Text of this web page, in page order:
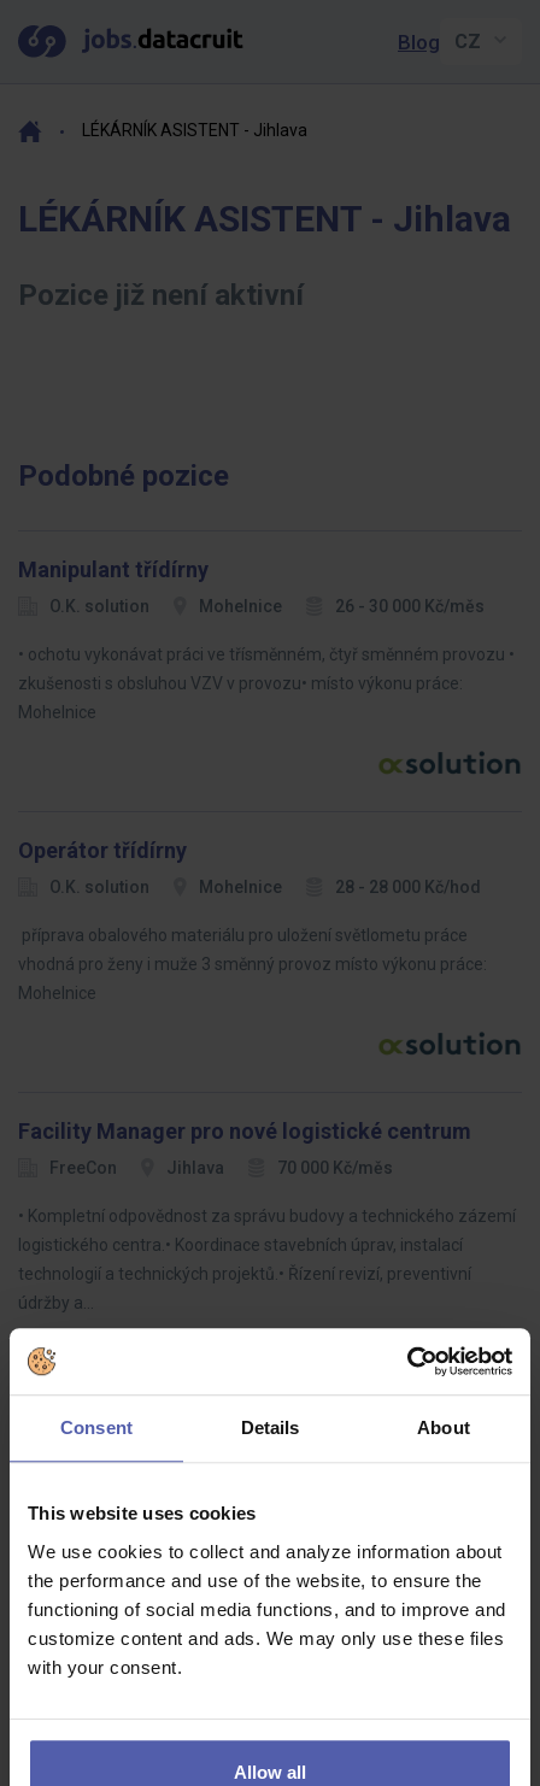
Consent Details About
This website uses cookies
We use cookies to collect and analyze information about
the performance and use of the website, to ensure the
functioning of social media functions, and to improve and
customize content and ads. We may only use these files
with your consent.
Allow all
Blog
LÉKÁRNÍK ASISTENT - Jihlava
LÉKÁRNÍK ASISTENT - Jihlava
Pozice již není aktivní
Podobné pozice
Manipulant třídírny
O.K. solution Mohelnice 26 - 30 000 Kč/měs
• ochotu vykonávat práci ve třísměnném, čtyř směnném provozu •
zkušenosti s obsluhou VZV v provozu• místo výkonu práce:
Mohelnice
Operátor třídírny
O.K. solution Mohelnice 28 - 28 000 Kč/hod
příprava obalového materiálu pro uložení světlometu práce
vhodná pro ženy i muže 3 směnný provoz místo výkonu práce:
Mohelnice
Facility Manager pro nové logistické centrum
FreeCon Jihlava 70 000 Kč/měs
• Kompletní odpovědnost za správu budovy a technického zázemí
logistického centra.• Koordinace stavebních úprav, instalací
technologií a technických projektů.• Řízení revizí, preventivní
údržby a…
Strojník_Obsluha strojního zařízení ČB
Máte skvělou příležitost posílit naše oddělení výroby v malém
rodinném závodě v Českém Brodě a stát se tak součástí
zkušeného týmu ve stabilní firmě, které záleží na zaměstnancích!
Jak získat…
Elektorúdržbář